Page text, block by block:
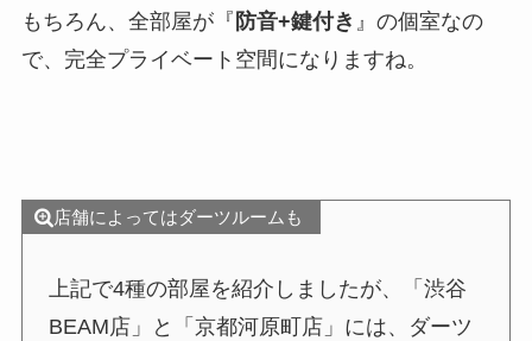
もちろん、全部屋が『 防音+鍵付き 』の個室なの
で、完全プライベート空間になりますね。
店舗によってはダーツルームも
上記で4種の部屋を紹介しましたが、「渋谷
BEAM店」と「京都河原町店」には、ダーツ